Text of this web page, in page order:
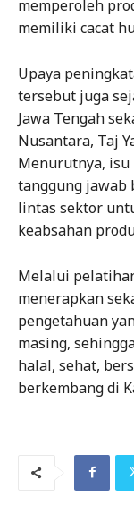
memperoleh
memiliki cacat
Upaya
tersebut juga
Jawa Tengah
Nusantara, Taj
Menurutnya,
tanggung jawab
lintas sektor
keabsahan
Melalui
menerapkan
pengetahuan
masing,
halal, sehat,
berkembang di